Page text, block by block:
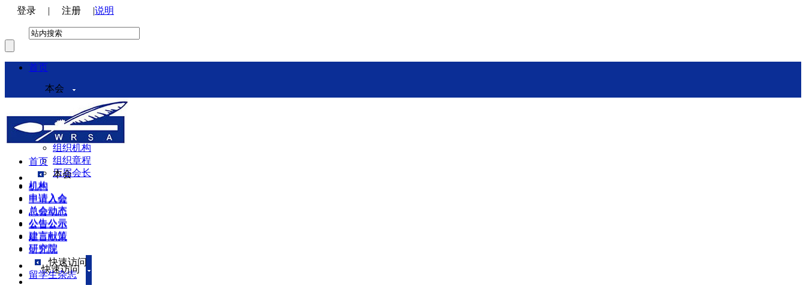
登录 | 注册 |说明
首页
本会
本会介绍
领导机构
理事会
组织机构
组织章程
历届会长
机构
申请入会
总会动态
公告公示
建言献策
研究院
快速访问
首页
本会
机构
申请入会
总会动态
公告公示
建言献策
研究院
快速访问
留学生杂志